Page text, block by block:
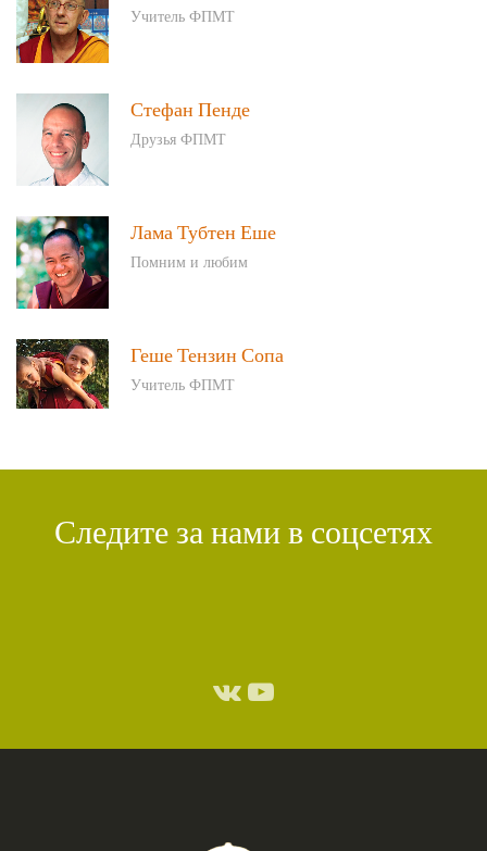
Учитель ФПМТ
Стефан Пенде
Друзья ФПМТ
Лама Тубтен Еше
Помним и любим
Геше Тензин Сопа
Учитель ФПМТ
Следите за нами в соцсетях